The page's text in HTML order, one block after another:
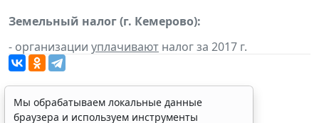
Земельный налог (г. Кемерово):
- организации уплачивают налог за 2017 г.
Мы обрабатываем локальные данные
браузера и используем инструменты